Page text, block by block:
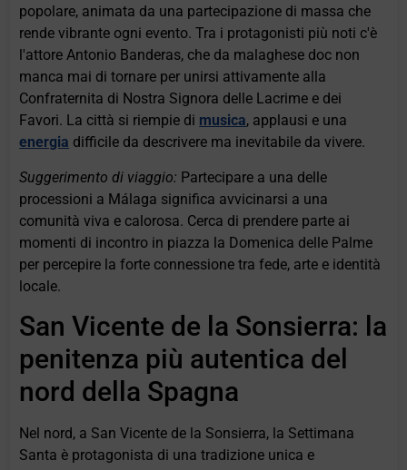
popolare, animata da una partecipazione di massa che
rende vibrante ogni evento. Tra i protagonisti più noti c'è
l'attore Antonio Banderas, che da malaghese doc non
manca mai di tornare per unirsi attivamente alla
Confraternita di Nostra Signora delle Lacrime e dei
Favori. La città si riempie di musica, applausi e una
energia difficile da descrivere ma inevitabile da vivere.
Suggerimento di viaggio: Partecipare a una delle
processioni a Málaga significa avvicinarsi a una
comunità viva e calorosa. Cerca di prendere parte ai
momenti di incontro in piazza la Domenica delle Palme
per percepire la forte connessione tra fede, arte e identità
locale.
San Vicente de la Sonsierra: la
penitenza più autentica del
nord della Spagna
Nel nord, a San Vicente de la Sonsierra, la Settimana
Santa è protagonista di una tradizione unica e